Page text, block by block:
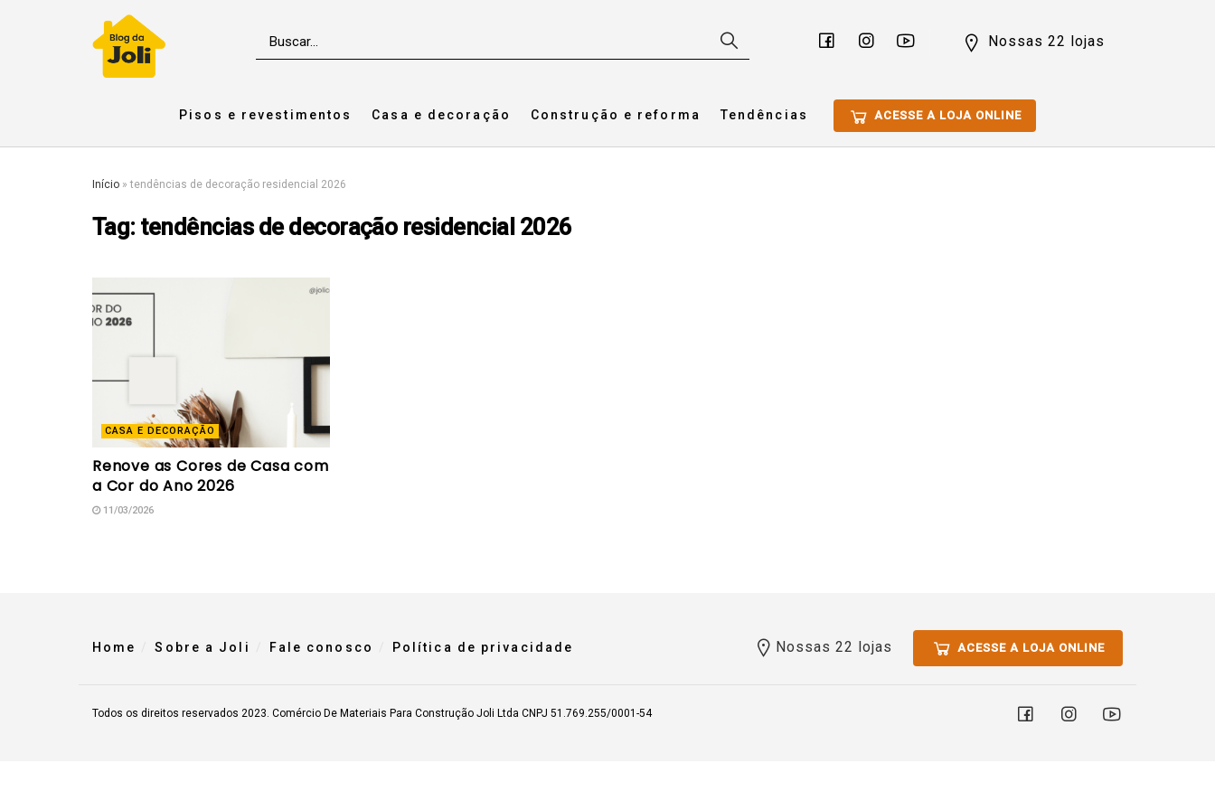
Nossas 22 lojas
Pisos e revestimentos Casa e decoração Construção e reforma Tendências ACESSE A LOJA ONLINE
Início »tendências de decoração residencial 2026
Tag: tendências de decoração residencial 2026
CASA E DECORAÇÃO
Renove as Cores de Casa com
a Cor do Ano 2026
11/03/2026
Home Sobre a Joli Fale conosco Política de privacidade Nossas 22 lojas ACESSE A LOJA ONLINE
Todos os direitos reservados 2023. Comércio De Materiais Para Construção Joli Ltda CNPJ 51.769.255/0001-54